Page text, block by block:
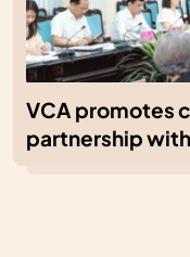
VCA promotes
partnership